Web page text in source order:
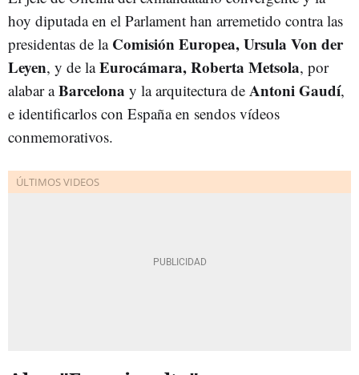
hoy diputada en el Parlament han arremetido contra las
presidentas de la Comisión Europea, Ursula Von der
Leyen, y de laEurocámara, Roberta Metsola, por
alabar aBarcelona y la arquitectura de Antoni Gaudí,
e identificarlos con España en sendos vídeos
conmemorativos.